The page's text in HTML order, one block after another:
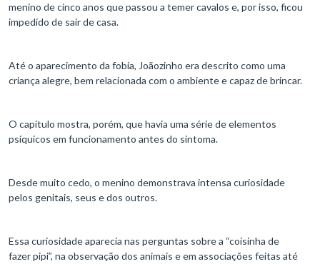
menino de cinco anos que passou a temer cavalos e, por isso, ficou
impedido de sair de casa.
Até o aparecimento da fobia, Joãozinho era descrito como uma
criança alegre, bem relacionada com o ambiente e capaz de brincar.
O capítulo mostra, porém, que havia uma série de elementos
psíquicos em funcionamento antes do sintoma.
Desde muito cedo, o menino demonstrava intensa curiosidade
pelos genitais, seus e dos outros.
Essa curiosidade aparecia nas perguntas sobre a “coisinha de
fazer pipi”, na observação dos animais e em associações feitas até